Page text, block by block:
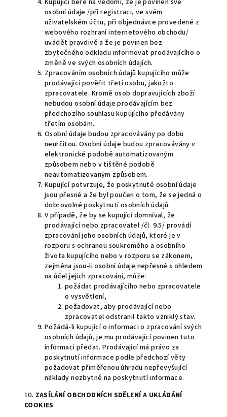
Kupující bere na vědomí, že je povinen své
osobní údaje /při registraci, ve svém
uživatelském účtu, při objednávce provedené z
webového rozhraní internetového obchodu/
uvádět pravdivě a že je povinen bez
zbytečného odkladu informovat prodávajícího o
změně ve svých osobních údajích.
Zpracováním osobních údajů kupujícího může
prodávající pověřit třetí osobu, jakožto
zpracovatele. Kromě osob dopravujících zboží
nebudou osobní údaje prodávajícím bez
předchozího souhlasu kupujícího předávány
třetím osobám.
Osobní údaje budou zpracovávány po dobu
neurčitou. Osobní údaje budou zpracovávány v
elektronické podobě automatizovaným
způsobem nebo v tištěné podobě
neautomatizovaným způsobem.
Kupující potvrzuje, že poskytnuté osobní údaje
jsou přesné a že byl poučen o tom, že se jedná o
dobrovolné poskytnutí osobních údajů.
V případě, že by se kupující domníval, že
prodávající nebo zpracovatel /čl. 9.5/ provádí
zpracování jeho osobních údajů, které je v
rozporu s ochranou soukromého a osobního
života kupujícího nebo v rozporu se zákonem,
zejména jsou-li osobní údaje nepřesné s ohledem
na účel jejich zpracování, může:
požádat prodávajícího nebo zpracovatele
o vysvětlení,
požadovat, aby prodávající nebo
zpracovatel odstranil takto vzniklý stav.
Požádá-li kupující o informaci o zpracování svých
osobních údajů, je mu prodávající povinen tuto
informaci předat. Prodávající má právo za
poskytnutí informace podle předchozí věty
požadovat přiměřenou úhradu nepřevyšující
náklady nezbytné na poskytnutí informace.
10. ZASÍLÁNÍ OBCHODNÍCH SDĚLENÍ A UKLÁDÁNÍ
COOKIES